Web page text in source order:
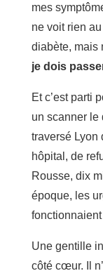
mes
ne voit rien
diabète, mais
je dois
Et c’est parti
un scanner le
traversé Lyon
hôpital, de
Rousse, dix
époque, les
Une gentille
côté cœur. Il